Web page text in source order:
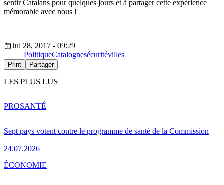
sentir Catalans pour quelques jours et à partager cette expérience
mémorable avec nous !
Jul 28, 2017 - 09:29
PolitiqueCatalognesécuritévilles
Print Partager
LES PLUS LUS
Sept pays votent contre le programme de santé de la Commission
24.07.2026
PROSANTÉ
ÉCONOMIE